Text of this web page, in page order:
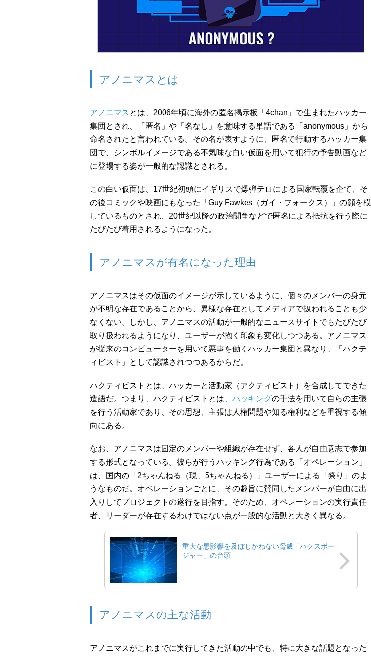
アノニマスとは
アノニマス とは、2006年頃に海外の匿名掲示板「4chan」で生まれたハッカー
集団とされ、「匿名」や「名なし」を意味する単語である「anonymous」から
命名されたと言われている。その名が表すように、匿名で行動するハッカー集
団で、シンボルイメージである不気味な白い仮面を用いて犯行の予告動画など
に登場する姿が一般的な認識とされる。
この白い仮面は、17世紀初頭にイギリスで爆弾テロによる国家転覆を企て、そ
の後コミックや映画にもなった「Guy Fawkes（ガイ・フォークス）」の顔を模
しているものとされ、20世紀以降の政治闘争などで匿名による抵抗を行う際に
たびたび着用されるようになった。
アノニマスが有名になった理由
アノニマスはその仮面のイメージが示しているように、個々のメンバーの身元
が不明な存在であることから、異様な存在としてメディアで扱われることも少
なくない。しかし、アノニマスの活動が一般的なニュースサイトでもたびたび
取り扱われるようになり、ユーザーが抱く印象も変化しつつある。アノニマス
が従来のコンピューターを用いて悪事を働くハッカー集団と異なり、「ハクテ
ィビスト」として認識されつつあるからだ。
ハクティビストとは、ハッカーと活動家（アクティビスト）を合成してできた
造語だ。つまり、ハクティビストとは、 ハッキングの手法を用いて自らの主張
を行う活動家であり、その思想、主張は人権問題や知る権利などを重視する傾
向にある。
なお、アノニマスは固定のメンバーや組織が存在せず、各人が自由意志で参加
する形式となっている。彼らが行うハッキング行為である「オペレーション」
は、国内の「2ちゃんねる（現、5ちゃんねる）」ユーザーによる「祭り」のよ
うなものだ。オペレーションごとに、その趣旨に賛同したメンバーが自由に出
入りしてプロジェクトの遂行を目指す。そのため、オペレーションの実行責任
者、リーダーが存在するわけではない点が一般的な活動と大きく異なる。
重大な悪影響を及ぼしかねない脅威「ハクスポー
ジャー」の台頭
アノニマスの主な活動
アノニマスがこれまでに実行してきた活動の中でも、特に大きな話題となった